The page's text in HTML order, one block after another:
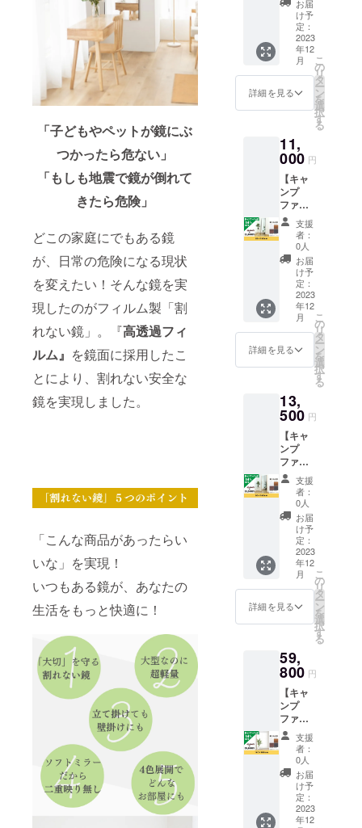
「子どもやペットが鏡にぶ
つかったら危ない」
「もしも地震で鏡が倒れて
きたら危険」
どこの家庭にでもある鏡
が、日常の危険になる現状
を変えたい！そんな鏡を実
現したのがフィルム製「割
れない鏡」。『高透過フィ
ルム』 を鏡面に採用したこ
とにより、割れない安全な
鏡を実現しました。
「こんな商品があったらい
いな」を実現！
いつもある鏡が、あなたの
生活をもっと快適に！
ム ■ミ
ラー重
量：2kg
※送料込
みのお
値段で
す。
展開 シ
ルバー/
ナチュ
ラル/
ウォー
ルナッ
ト/ブ
※プルボ
４色か
ら選べ
ます。
■サイ
ズ：
50×160
cm ■素
材：‎高
透過
フィル
ム ■ミ
ラー重
量：
2.7kg ※
送料込
みのお
値段で
フトミ
ラー
（立て
掛け
式）で
あなた
の生活
をもっ
と快適
せん
か？ 通
常販売
価格
69,800
円より
27,000
円OFF
です！
■カラー
展開 シ
ルバー/
ナチュ
ラル/
ウォー
ルナッ
ト/ブ
※プルボ
４色か
ら選べ
ます。
■サイ
ズ：
140×18
0cm ■
素材：‎
高透過
フィル
ム ■ミ
ラー重
量：
7.7kg ※
送料込
みのお
値段で
お届
け予
定：
2023
年12
月
詳細を見る
こ
の
リ
タ
ー
ン
を
選
択
す
る
11,
000 円
【キャ
ンプ
ファイ
ヤー割
14%OF
35×150
cm】 割
れない
鏡ソフ
トミ
ラー
（立て
掛け
式）で
あなた
をもっ
と快適
にしま
せん
か？ 通
常販売
価格
12,800
円より
1,800円
OFFで
す！ ■
カラー
展開 シ
ルバー/
ナチュ
ラル/
ラック
※プルボ
タンで
４色か
ら選べ
ます。
■サイ
ズ：
35×150
cm ■素
材：‎高
透過
フィル
ム ■ミ
支援
者：
0人
お届
け予
定：
2023
年12
月
詳細を見る
こ
の
リ
タ
ー
ン
を
選
択
す
る
13,
500 円
【キャ
ンプ
ファイ
ヤー割
14%OF
50×160
cm】 割
れない
鏡ソフ
トミ
ラー
（立て
掛け
式）で
あなた
をもっ
と快適
にしま
せん
か？ 通
常販売
価格
15,800
円より
2,300円
OFFで
す！ ■
カラー
展開 シ
支援
者：
0人
お届
け予
定：
2023
年12
月
詳細を見る
こ
の
リ
タ
ー
ン
を
選
択
す
る
59,
800 円
【キャ
ンプ
ファイ
ヤー割
14%OF
140×18
0cm】
割れな
い鏡ソ
フトミ
支援
者：
0人
お届
け予
定：
2023
年12